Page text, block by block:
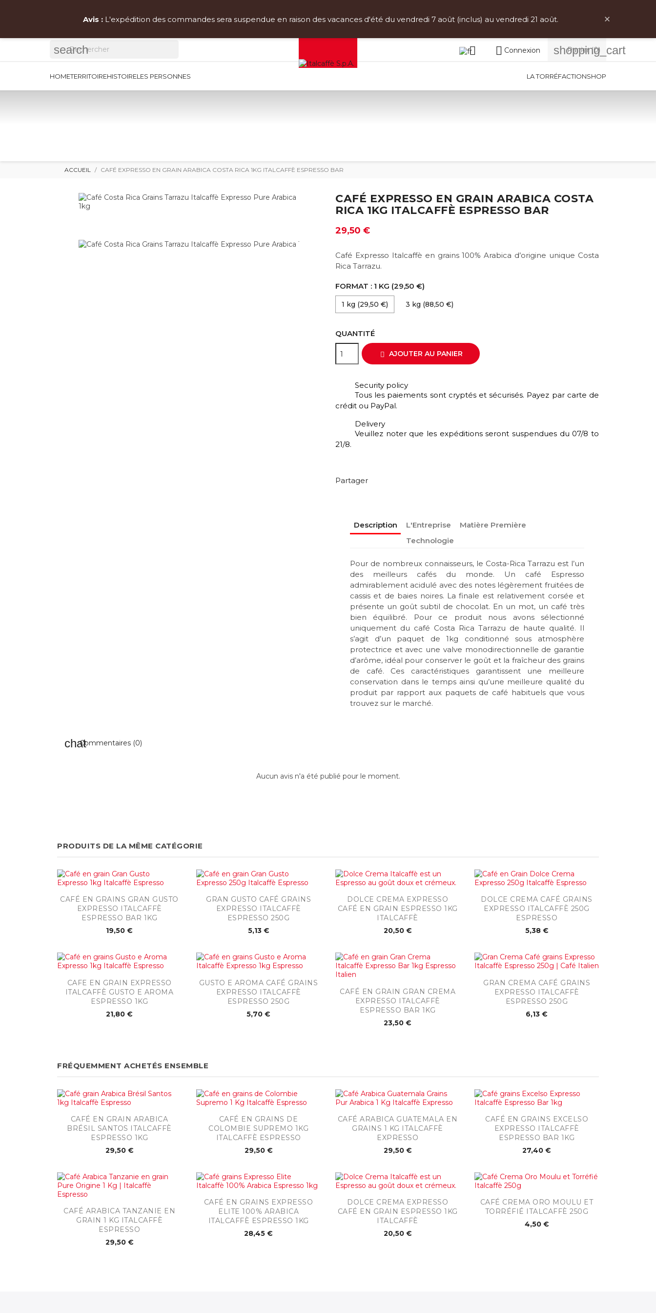
- - -
search   Connexion shopping_cart
Panier (0)
HOMETERRITOIREHISTOIRELES PERSONNES LA TORRÉFACTIONSHOP
ACCUEIL CAFÉ EXPRESSO EN GRAIN ARABICA COSTA RICA 1KG ITALCAFFÈ ESPRESSO BAR
CAFÉ EXPRESSO EN GRAIN ARABICA COSTA
RICA 1KG ITALCAFFÈ ESPRESSO BAR
29,50 €
Café Expresso Italcaffè en grains 100% Arabica d’origine unique Costa
Rica Tarrazu.
FORMAT : 1 KG (29,50 €)
1 kg (29,50 €) 3 kg (88,50 €)
QUANTITÉ
 AJOUTER AU PANIER
Security policy
Tous les paiements sont cryptés et sécurisés. Payez par carte de
crédit ou PayPal.
Delivery
Veuillez noter que les expéditions seront suspendues du 07/8 to
21/8.
Partager
Description L'Entreprise
Matière Première
Technologie
Pour de nombreux connaisseurs, le Costa-Rica Tarrazu est l’un
des meilleurs cafés du monde. Un café Espresso
admirablement acidulé avec des notes légèrement fruitées de
cassis et de baies noires. La finale est relativement corsée et
présente un goût subtil de chocolat. En un mot, un café très
bien équilibré. Pour ce produit nous avons sélectionné
uniquement du café Costa Rica Tarrazu de haute qualité. Il
s’agit d’un paquet de 1kg conditionné sous atmosphère
protectrice et avec une valve monodirectionnelle de garantie
d’arôme, idéal pour conserver le goût et la fraîcheur des grains
de café. Ces caractéristiques garantissent une meilleure
conservation dans le temps ainsi qu’une meilleure qualité du
produit par rapport aux paquets de café habituels que vous
trouvez sur le marché.
Commentaires (0)
Aucun avis n'a été publié pour le moment.
PRODUITS DE LA MÊME CATÉGORIE
 Aperçu rapide
CAFÉ EN GRAINS GRAN GUSTO
EXPRESSO ITALCAFFÈ
ESPRESSO BAR 1KG
19,50 €
 Aperçu rapide
GRAN GUSTO CAFÉ GRAINS
EXPRESSO ITALCAFFÈ
ESPRESSO 250G
5,13 €
 Aperçu rapide
DOLCE CREMA EXPRESSO
CAFÉ EN GRAIN ESPRESSO 1KG
ITALCAFFÈ
20,50 €
 Aperçu rapide
DOLCE CREMA CAFÉ GRAINS
EXPRESSO ITALCAFFÈ 250G
ESPRESSO
5,38 €
 Aperçu rapide
CAFE EN GRAIN EXPRESSO
ITALCAFFÈ GUSTO E AROMA
ESPRESSO 1KG
21,80 €
 Aperçu rapide
GUSTO E AROMA CAFÉ GRAINS
EXPRESSO ITALCAFFÈ
ESPRESSO 250G
5,70 €
 Aperçu rapide
CAFÉ EN GRAIN GRAN CREMA
EXPRESSO ITALCAFFÈ
ESPRESSO BAR 1KG
23,50 €
 Aperçu rapide
GRAN CREMA CAFÉ GRAINS
EXPRESSO ITALCAFFÈ
ESPRESSO 250G
6,13 €
FRÉQUEMMENT ACHETÉS ENSEMBLE
 Aperçu rapide
CAFÉ EN GRAIN ARABICA
BRÉSIL SANTOS ITALCAFFÈ
ESPRESSO 1KG
29,50 €
 Aperçu rapide
CAFÉ EN GRAINS DE
COLOMBIE SUPREMO 1KG
ITALCAFFÈ ESPRESSO
29,50 €
 Aperçu rapide
CAFÉ ARABICA GUATEMALA EN
GRAINS 1 KG ITALCAFFÈ
EXPRESSO
29,50 €
 Aperçu rapide
CAFÉ EN GRAINS EXCELSO
EXPRESSO ITALCAFFÈ
ESPRESSO BAR 1KG
27,40 €
 Aperçu rapide
CAFÉ ARABICA TANZANIE EN
GRAIN 1 KG ITALCAFFÈ
ESPRESSO
29,50 €
 Aperçu rapide
CAFÉ EN GRAINS EXPRESSO
ELITE 100% ARABICA
ITALCAFFÈ ESPRESSO 1KG
28,45 €
 Aperçu rapide
DOLCE CREMA EXPRESSO
CAFÉ EN GRAIN ESPRESSO 1KG
ITALCAFFÈ
20,50 €
 Aperçu rapide
CAFÉ CREMA ORO MOULU ET
TORRÉFIÉ ITALCAFFÈ 250G
4,50 €
Avis :L'expédition des commandes sera suspendue en raison des vacances d'été du vendredi 7 août (inclus) au vendredi 21 août. ×